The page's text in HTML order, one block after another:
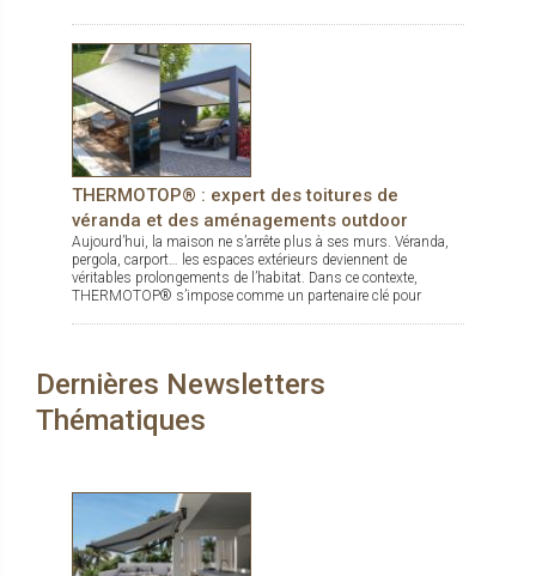
THERMOTOP® : expert des toitures de
véranda et des aménagements outdoor
Aujourd’hui, la maison ne s’arrête plus à ses murs. Véranda,
pergola, carport… les espaces extérieurs deviennent de
véritables prolongements de l’habitat. Dans ce contexte,
THERMOTOP® s’impose comme un partenaire clé pour
Dernières Newsletters
Thématiques